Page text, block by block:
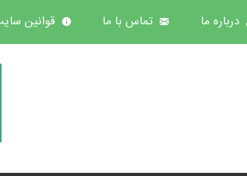
درباره ما تماس با ما قوانین